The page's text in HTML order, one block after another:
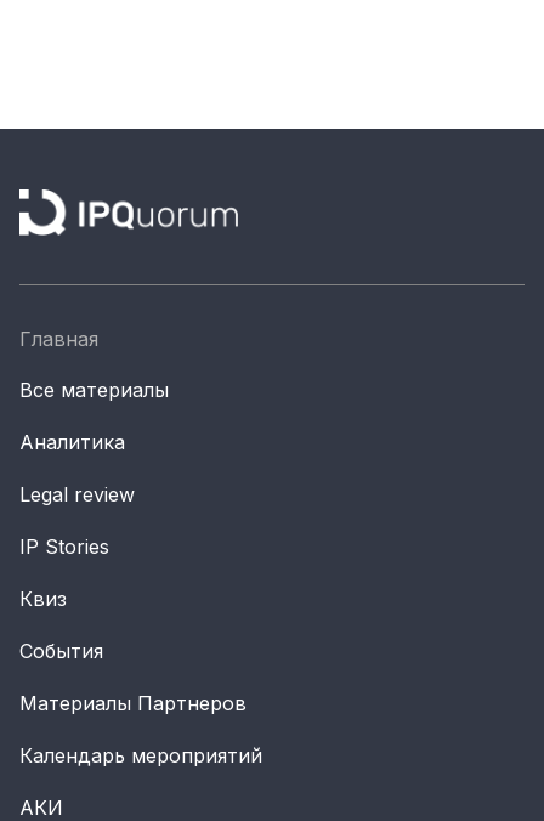
Главная
Все материалы
Аналитика
Legal review
IP Stories
Квиз
События
Материалы Партнеров
Календарь мероприятий
АКИ